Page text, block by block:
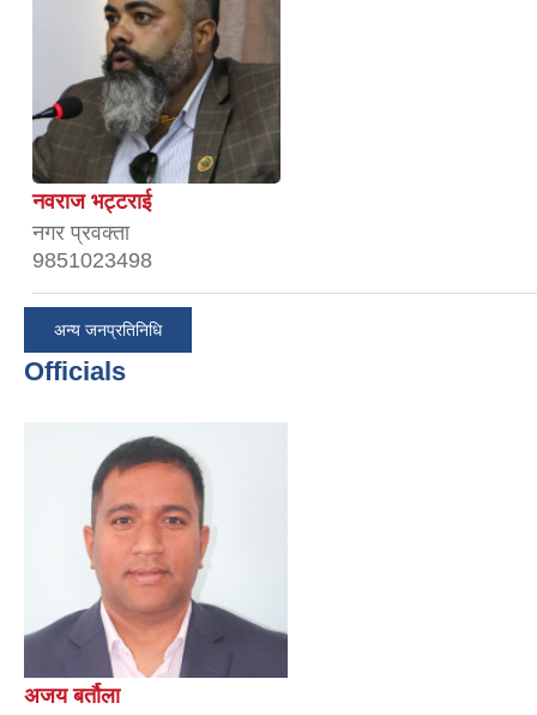
नवराज भट्टराई
नगर प्रवक्ता
9851023498
अन्य जनप्रतिनिधि
Officials
अजय बर्तौला